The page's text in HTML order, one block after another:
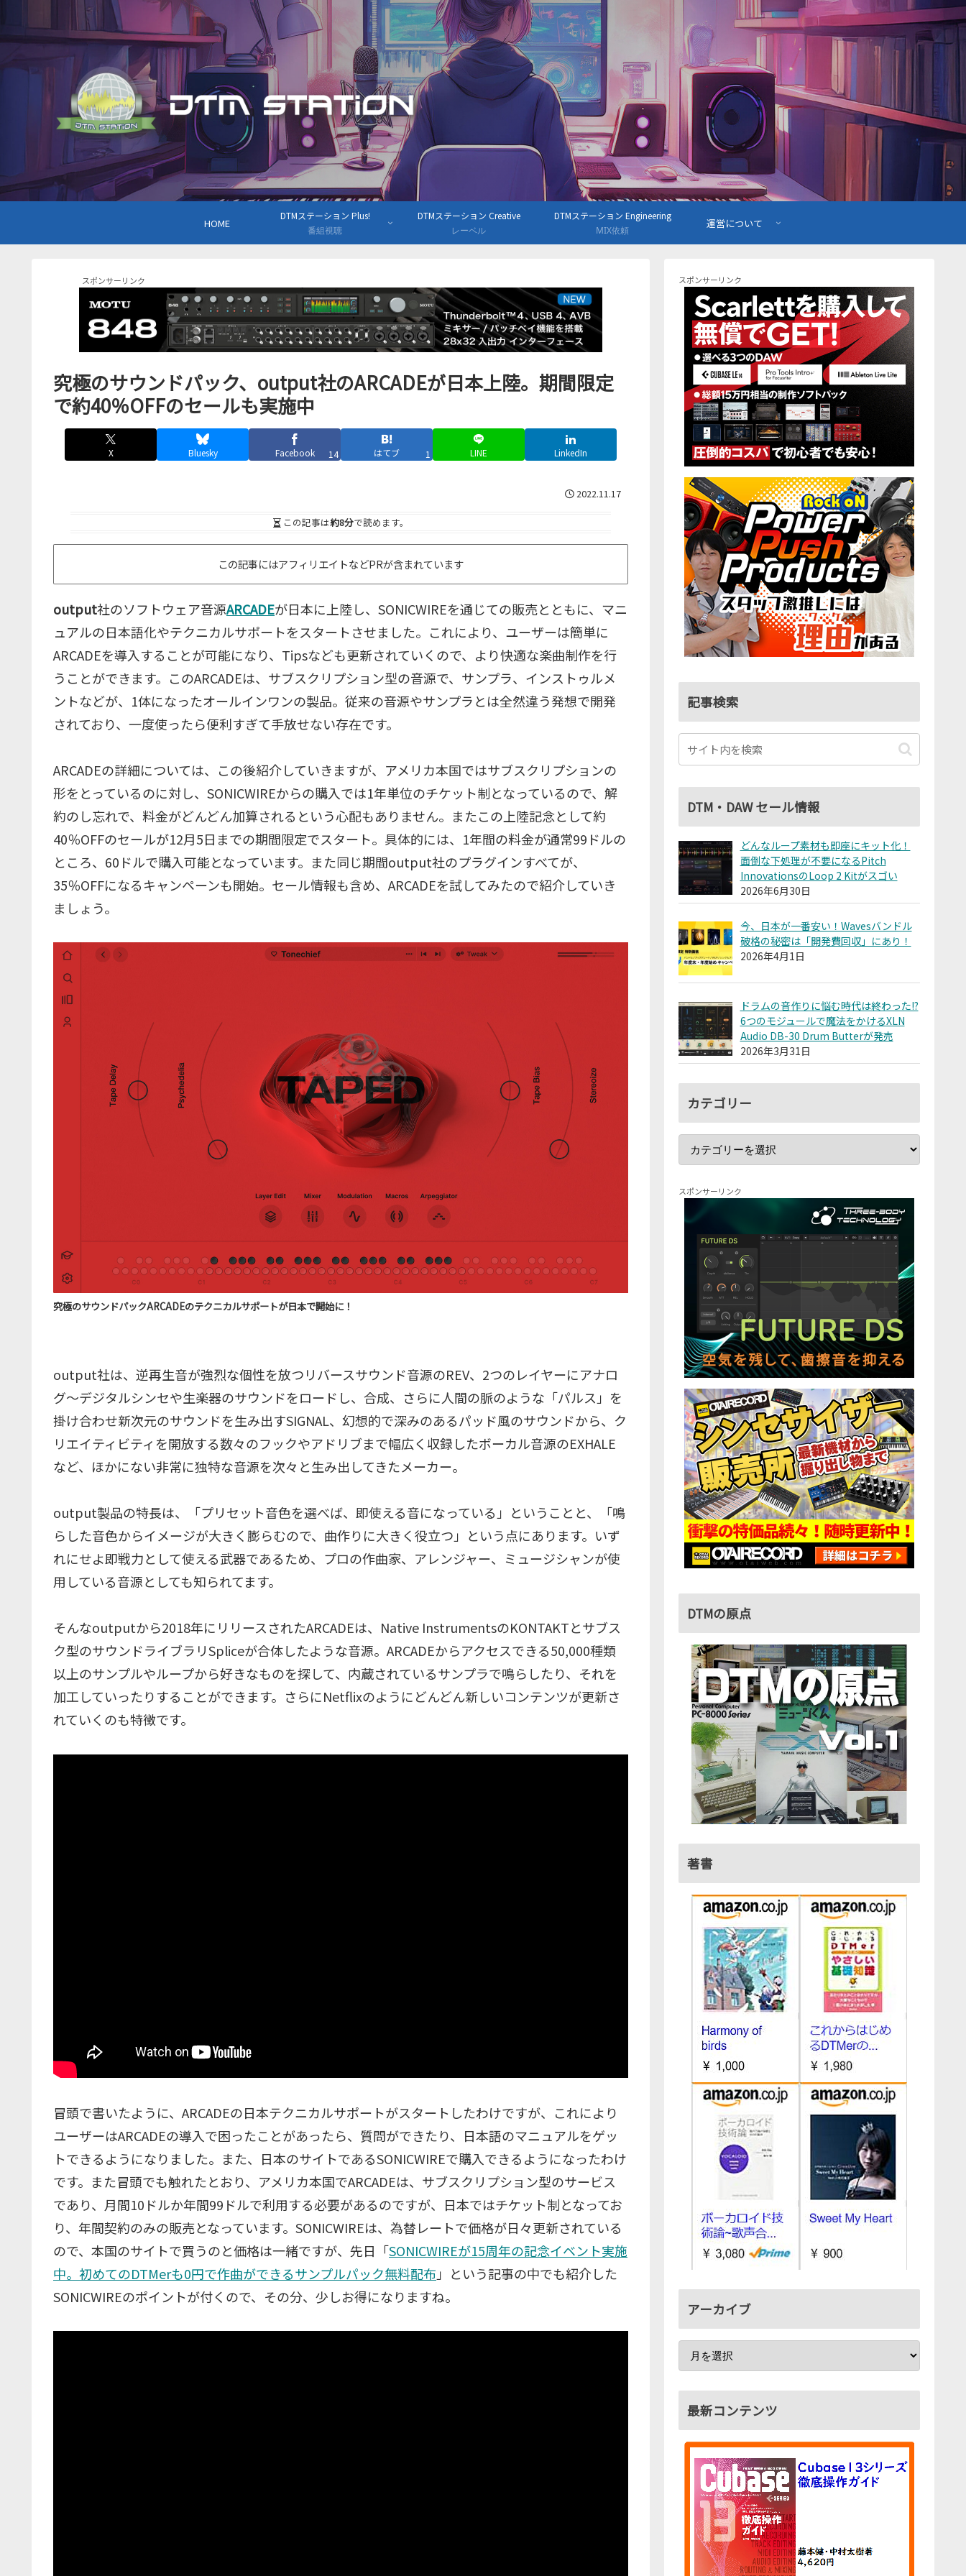
HOME
DTMステーション Plus!
番組視聴
DTMステーション Creative
レーベル
DTMステーション Engineering
MIX依頼
運営について
スポンサーリンク
究極のサウンドパック、output社のARCADEが日本上陸。期間限定
で約40％OFFのセールも実施中
X Bluesky Facebook 14 はてブ 1 LINE LinkedIn
2022.11.17
この記事は約8分で読めます。
この記事にはアフィリエイトなどPRが含まれています
output社のソフトウェア音源ARCADEが日本に上陸し、SONICWIREを通じての販売とともに、マニ
ュアルの日本語化やテクニカルサポートをスタートさせました。これにより、ユーザーは簡単に
ARCADEを導入することが可能になり、Tipsなども更新されていくので、より快適な楽曲制作を行
うことができます。このARCADEは、サブスクリプション型の音源で、サンプラ、インストゥルメ
ントなどが、1体になったオールインワンの製品。従来の音源やサンプラとは全然違う発想で開発
されており、一度使ったら便利すぎて手放せない存在です。
ARCADEの詳細については、この後紹介していきますが、アメリカ本国ではサブスクリプションの
形をとっているのに対し、SONICWIREからの購入では1年単位のチケット制となっているので、解
約のし忘れで、料金がどんどん加算されるという心配もありません。またこの上陸記念として約
40％OFFのセールが12月5日までの期間限定でスタート。具体的には、1年間の料金が通常99ドルの
ところ、60ドルで購入可能となっています。また同じ期間output社のプラグインすべてが、
35％OFFになるキャンペーンも開始。セール情報も含め、ARCADEを試してみたので紹介していき
ましょう。
究極のサウンドパックARCADEのテクニカルサポートが日本で開始に！
output社は、逆再生音が強烈な個性を放つリバースサウンド音源のREV、2つのレイヤーにアナロ
グ～デジタルシンセや生楽器のサウンドをロードし、合成、さらに人間の脈のような「パルス」を
掛け合わせ新次元のサウンドを生み出すSIGNAL、幻想的で深みのあるパッド風のサウンドから、ク
リエイティビティを開放する数々のフックやアドリブまで幅広く収録したボーカル音源のEXHALE
など、ほかにない非常に独特な音源を次々と生み出してきたメーカー。
output製品の特長は、「プリセット音色を選べば、即使える音になっている」ということと、「鳴
らした音色からイメージが大きく膨らむので、曲作りに大きく役立つ」という点にあります。いず
れにせよ即戦力として使える武器であるため、プロの作曲家、アレンジャー、ミュージシャンが使
用している音源としても知られてます。
そんなoutputから2018年にリリースされたARCADEは、Native InstrumentsのKONTAKTとサブス
ク型のサウンドライブラリSpliceが合体したような音源。ARCADEからアクセスできる50,000種類
以上のサンプルやループから好きなものを探して、内蔵されているサンプラで鳴らしたり、それを
加工していったりすることができます。さらにNetflixのようにどんどん新しいコンテンツが更新さ
れていくのも特徴です。
冒頭で書いたように、ARCADEの日本テクニカルサポートがスタートしたわけですが、これにより
ユーザーはARCADEの導入で困ったことがあったら、質問ができたり、日本語のマニュアルをゲッ
トできるようになりました。また、日本のサイトであるSONICWIREで購入できるようになったわけ
です。また冒頭でも触れたとおり、アメリカ本国でARCADEは、サブスクリプション型のサービス
であり、月間10ドルか年間99ドルで利用する必要があるのですが、日本ではチケット制となってお
り、年間契約のみの販売となっています。SONICWIREは、為替レートで価格が日々更新されている
ので、本国のサイトで買うのと価格は一緒ですが、先日「SONICWIREが15周年の記念イベント実施
中。初めてのDTMerも0円で作曲ができるサンプルパック無料配布 」という記事の中でも紹介した
SONICWIREのポイントが付くので、その分、少しお得になりますね。
スポンサーリンク
記事検索
DTM・DAW セール情報
どんなループ素材も即座にキット化！
面倒な下処理が不要になるPitch
InnovationsのLoop 2 Kitがスゴい
2026年6月30日
今、日本が一番安い！Wavesバンドル
破格の秘密は「開発費回収」にあり！
2026年4月1日
ドラムの音作りに悩む時代は終わった!?
6つのモジュールで魔法をかけるXLN
Audio DB-30 Drum Butterが発売
2026年3月31日
カテゴリー
スポンサーリンク
DTMの原点
著書
アーカイブ
最新コンテンツ